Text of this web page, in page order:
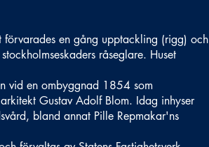
förvarades en gång upptackling (rigg) och
råseglare. Huset
vid en ombyggnad 1854 som
Gustav Adolf Blom. Idag inhyser
bland annat Pille Repmakar'ns